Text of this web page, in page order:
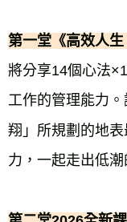
第一堂《高效人
將分享14個心法
工作的管理能力
翔」所規劃的地
力，一起走出低潮